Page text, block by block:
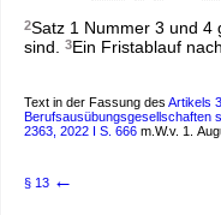
2Satz 1 Nummer 3 und 4
sind.
3Ein Fristablauf
Text in der Fassung des Artikels
Berufsausübungsgesellschaften
2363, 2022 I S. 666 m.W.v. 1.
§ 13 ←